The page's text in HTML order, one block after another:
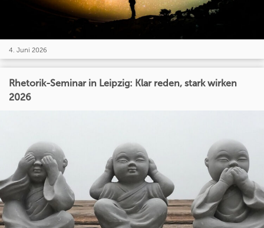
4. Juni 2026
Rhetorik-Seminar in Leipzig: Klar reden, stark wirken
2026